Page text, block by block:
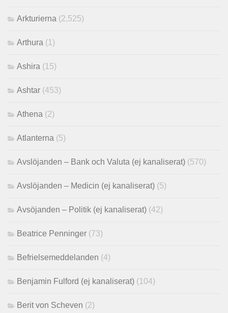
Arkturierna (2,525)
Arthura (1)
Ashira (15)
Ashtar (453)
Athena (2)
Atlanterna (5)
Avslöjanden – Bank och Valuta (ej kanaliserat) (570)
Avslöjanden – Medicin (ej kanaliserat) (5)
Avsöjanden – Politik (ej kanaliserat) (42)
Beatrice Penninger (73)
Befrielsemeddelanden (4)
Benjamin Fulford (ej kanaliserat) (104)
Berit von Scheven (2)